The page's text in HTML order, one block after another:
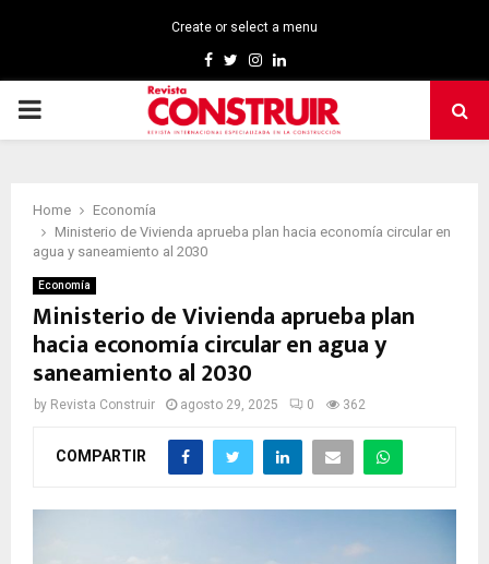
Create or select a menu
Facebook
TwitterInstagram
Linkedin
PRIMARY
Home
Economía
Ministerio de Vivienda aprueba plan hacia economía circular en
agua y saneamiento al 2030
Economía
Ministerio de Vivienda aprueba plan
hacia economía circular en agua y
saneamiento al 2030
by Revista Construir agosto 29, 2025 0 362
COMPARTIR